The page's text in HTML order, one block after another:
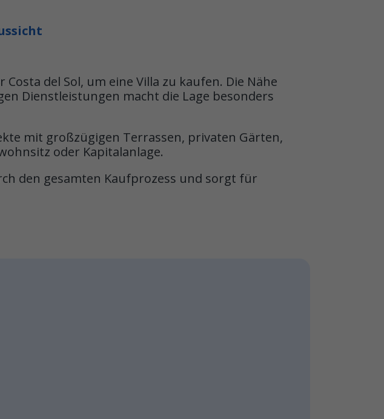
del Sol, um eine Villa zu kaufen. Die Nähe
Dienstleistungen macht die Lage besonders
mit großzügigen Terrassen, privaten Gärten,
oder Kapitalanlage.
den gesamten Kaufprozess und sorgt für